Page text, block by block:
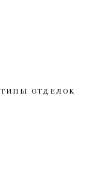
ТИПЫ ОТДЕЛОК